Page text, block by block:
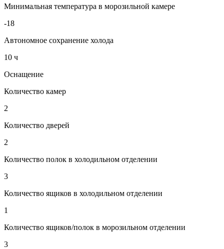
Минимальная температура в морозильной камере
-18
Автономное сохранение холода
10 ч
Оснащение
Количество камер
2
Количество дверей
2
Количество полок в холодильном отделении
3
Количество ящиков в холодильном отделении
1
Количество ящиков/полок в морозильном отделении
3